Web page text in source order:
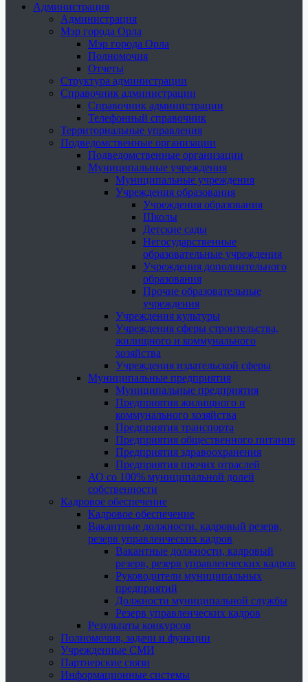
Администрация
Администрация
Мэр города Орла
Мэр города Орла
Полномочия
Отчеты
Структура администрации
Справочник администрации
Справочник администрации
Телефонный справочник
Территориальные управления
Подведомственные организации
Подведомственные организации
Муниципальные учреждения
Муниципальные учреждения
Учреждения образования
Учреждения образования
Школы
Детские сады
Негосударственные
образовательные учреждения
Учреждения дополнительного
образования
Прочие образовательные
учреждения
Учреждения культуры
Учреждения сферы строительства,
жилищного и коммунального
хозяйства
Учреждения издательской сферы
Муниципальные предприятия
Муниципальные предприятия
Предприятия жилищного и
коммунального хозяйства
Предприятия транспорта
Предприятия общественного питания
Предприятия здравоохранения
Предприятия прочих отраслей
АО со 100% муниципальной долей
собственности
Кадровое обеспечение
Кадровое обеспечение
Вакантные должности, кадровый резерв,
резерв управленческих кадров
Вакантные должности, кадровый
резерв, резерв управленческих кадров
Руководители муниципальных
предприятий
Должности муниципальной службы
Резерв управленческих кадров
Результаты конкурсов
Полномочия, задачи и функции
Учрежденные СМИ
Партнерские связи
Информационные системы